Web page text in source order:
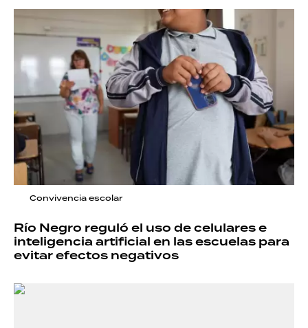
Convivencia escolar
Río Negro reguló el uso de celulares e
inteligencia artificial en las escuelas para
evitar efectos negativos